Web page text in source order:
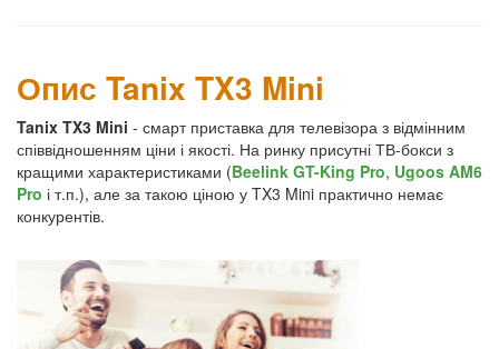
Опис Tanix TX3 Mini
Tanix TX3 Mini - смарт приставка для телевізора з відмінним
співвідношенням ціни і якості. На ринку присутні ТВ-бокси з
кращими характеристиками (Beelink GT-King Pro, Ugoos AM6
Pro і т.п.), але за такою ціною у TX3 Mini практично немає
конкурентів.